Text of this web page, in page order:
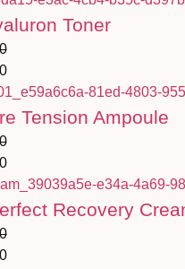
Toner
Tension Ampoule
Recovery